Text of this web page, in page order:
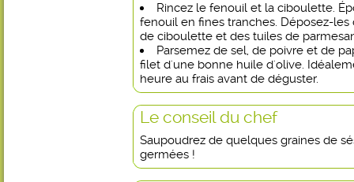
Rincez le fenouil et la ciboulette.
fenouil en fines tranches. Déposez-les
de ciboulette et des tuiles de
Parsemez de sel, de poivre et de
filet d'une bonne huile d'olive.
heure au frais avant de déguster.
Le conseil du chef
Saupoudrez de quelques graines de
germées !